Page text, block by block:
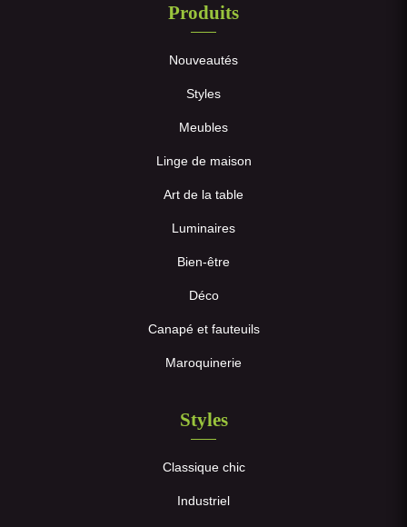
Produits
Nouveautés
Styles
Meubles
Linge de maison
Art de la table
Luminaires
Bien-être
Déco
Canapé et fauteuils
Maroquinerie
Styles
Classique chic
Industriel